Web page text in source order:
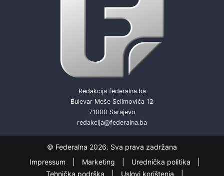
Redakcija federalna.ba
Bulevar Meše Selimovića 12
71000 Sarajevo
redakcija@federalna.ba
© Federalna 2026. Sva prava zadržana
Impressum
Marketing
Urednička politika
Tehnička podrška
Uslovi korištenja